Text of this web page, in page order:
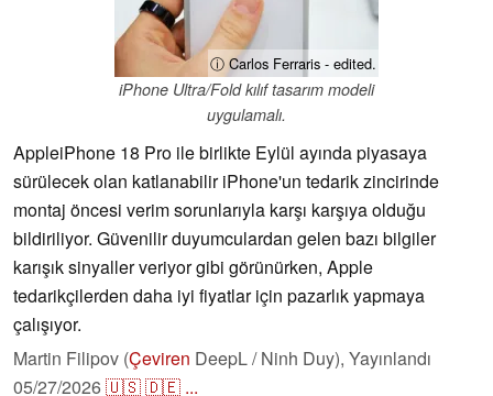
ⓘ Carlos Ferraris - edited.
iPhone Ultra/Fold kılıf tasarım modeli
uygulamalı.
AppleiPhone 18 Pro ile birlikte Eylül ayında piyasaya
sürülecek olan katlanabilir iPhone'un tedarik zincirinde
montaj öncesi verim sorunlarıyla karşı karşıya olduğu
bildiriliyor. Güvenilir duyumculardan gelen bazı bilgiler
karışık sinyaller veriyor gibi görünürken, Apple
tedarikçilerden daha iyi fiyatlar için pazarlık yapmaya
çalışıyor.
Martin Filipov (Çeviren DeepL / Ninh Duy), Yayınlandı
05/27/2026🇺🇸🇩🇪 ...